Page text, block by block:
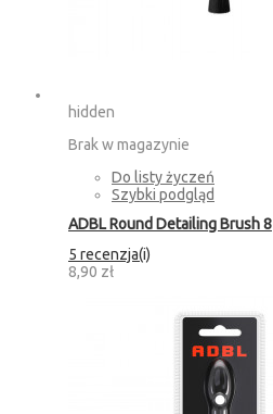
hidden
Brak w magazynie
Do listy życzeń
Szybki podgląd
ADBL Round Detailing Brush 8
5 recenzja(i)
8,90 zł